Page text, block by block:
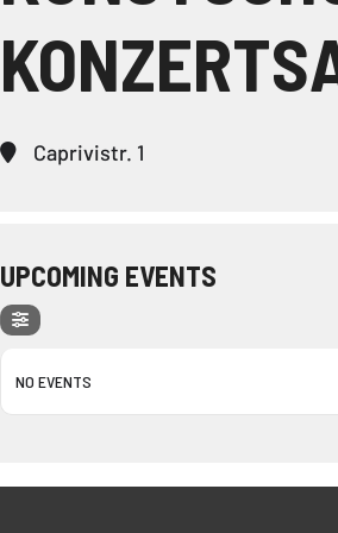
Caprivistr. 1
UPCOMING EVENTS
NO EVENTS